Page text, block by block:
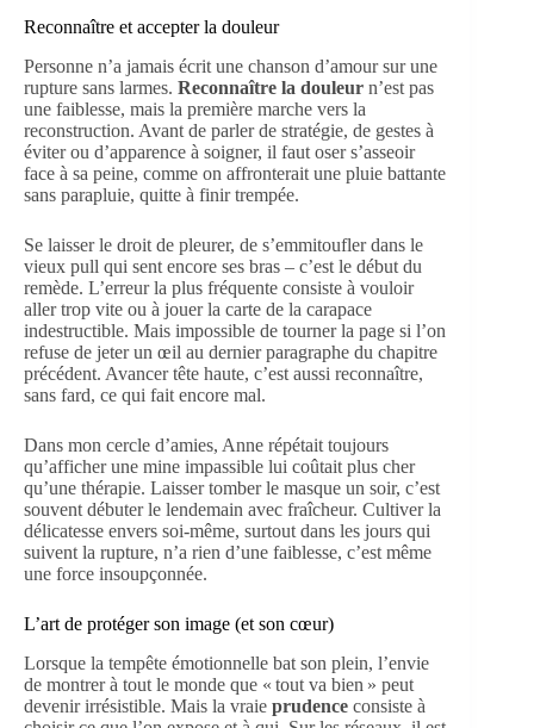
Reconnaître et accepter la douleur
Personne n’a jamais écrit une chanson d’amour sur une
rupture sans larmes. Reconnaître la douleur n’est pas
une faiblesse, mais la première marche vers la
reconstruction. Avant de parler de stratégie, de gestes à
éviter ou d’apparence à soigner, il faut oser s’asseoir
face à sa peine, comme on affronterait une pluie battante
sans parapluie, quitte à finir trempée.
Se laisser le droit de pleurer, de s’emmitoufler dans le
vieux pull qui sent encore ses bras – c’est le début du
remède. L’erreur la plus fréquente consiste à vouloir
aller trop vite ou à jouer la carte de la carapace
indestructible. Mais impossible de tourner la page si l’on
refuse de jeter un œil au dernier paragraphe du chapitre
précédent. Avancer tête haute, c’est aussi reconnaître,
sans fard, ce qui fait encore mal.
Dans mon cercle d’amies, Anne répétait toujours
qu’afficher une mine impassible lui coûtait plus cher
qu’une thérapie. Laisser tomber le masque un soir, c’est
souvent débuter le lendemain avec fraîcheur. Cultiver la
délicatesse envers soi-même, surtout dans les jours qui
suivent la rupture, n’a rien d’une faiblesse, c’est même
une force insoupçonnée.
L’art de protéger son image (et son cœur)
Lorsque la tempête émotionnelle bat son plein, l’envie
de montrer à tout le monde que « tout va bien » peut
devenir irrésistible. Mais la vraie prudence consiste à